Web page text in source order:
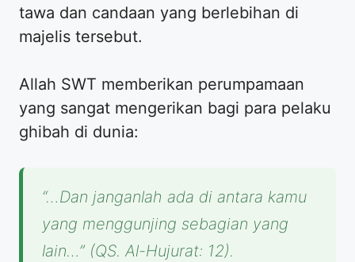
tawa dan candaan yang berlebihan di
majelis tersebut.
Allah SWT memberikan perumpamaan
yang sangat mengerikan bagi para pelaku
ghibah di dunia:
“…Dan janganlah ada di antara kamu
yang menggunjing sebagian yang
lain…” (QS. Al-Hujurat: 12).